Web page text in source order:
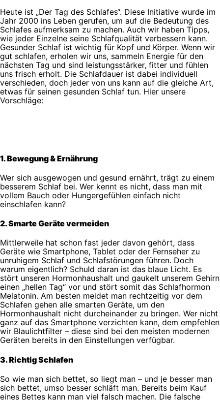
Heute ist „Der Tag des Schlafes“. Diese Initiative wurde im
Jahr 2000 ins Leben gerufen, um auf die Bedeutung des
Schlafes aufmerksam zu machen. Auch wir haben Tipps,
wie jeder Einzelne seine Schlafqualität verbessern kann.
Gesunder Schlaf ist wichtig für Kopf und Körper. Wenn wir
gut schlafen, erholen wir uns, sammeln Energie für den
nächsten Tag und sind leistungsstärker, fitter und fühlen
uns frisch erholt. Die Schlafdauer ist dabei individuell
verschieden, doch jeder von uns kann auf die gleiche Art,
etwas für seinen gesunden Schlaf tun. Hier unsere
Vorschläge:
1. Bewegung & Ernährung
Wer sich ausgewogen und gesund ernährt, trägt zu einem
besserem Schlaf bei. Wer kennt es nicht, dass man mit
vollem Bauch oder Hungergefühlen einfach nicht
einschlafen kann?
2. Smarte Geräte vermeiden
Mittlerweile hat schon fast jeder davon gehört, dass
Geräte wie Smartphone, Tablet oder der Fernseher zu
unruhigem Schlaf und Schlafstörungen führen. Doch
warum eigentlich? Schuld daran ist das blaue Licht. Es
stört unseren Hormonhaushalt und gaukelt unserem Gehirn
einen „hellen Tag“ vor und stört somit das Schlafhormon
Melatonin. Am besten meidet man rechtzeitig vor dem
Schlafen gehen alle smarten Geräte, um den
Hormonhaushalt nicht durcheinander zu bringen. Wer nicht
ganz auf das Smartphone verzichten kann, dem empfehlen
wir Blaulichtfilter – diese sind bei den meisten modernen
Geräten bereits in den Einstellungen verfügbar.
3. Richtig Schlafen
So wie man sich bettet, so liegt man – und je besser man
sich bettet, umso besser schläft man. Bereits beim Kauf
eines Bettes kann man viel falsch machen. Die falsche